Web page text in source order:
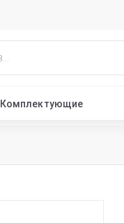
Комплектующие